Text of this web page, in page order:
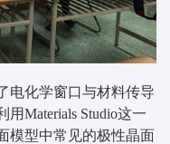
化学窗口与材料传导
Materials Studio这一
模型中常见的极性晶面